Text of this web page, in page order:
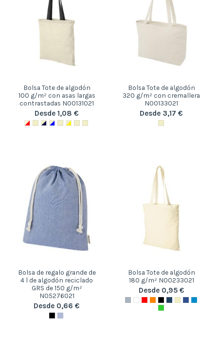
Bolsa Tote de algodón
100 g/m² con asas largas
contrastadas N00131021
Desde 1,08 €
Bolsa Tote de algodón
320 g/m² con cremallera
N00133021
Desde 3,17 €
Bolsa de regalo grande de
4 l de algodón reciclado
GRS de 150 g/m²
N05276021
Desde 0,66 €
Bolsa Tote de algodón
180 g/m² N00233021
Desde 0,95 €